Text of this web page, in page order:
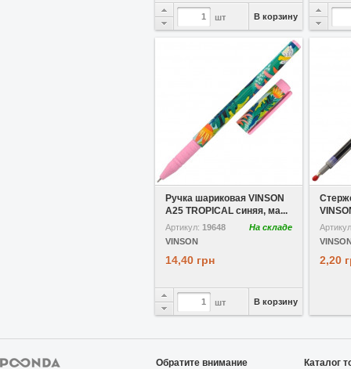
шт В корзину
Ручка шариковая VINSON
А25 TROPICAL синяя, ма...
Артикул: 19648
На складе
VINSON
14,40 грн
шт В корзину
2,20
Обратите внимание Каталог